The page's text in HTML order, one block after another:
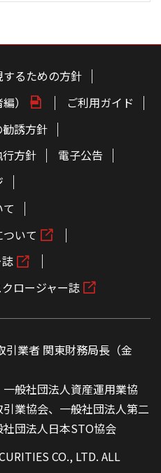
るための方針
）
ご利用ガイド
誘方針
方針
電子公告
いて
ロージャー誌
引業者 関東財務局長（金
般社団法人資産運用業協
業協会、一般社団法人第二
団法人日本STO協会
CO., LTD. ALL